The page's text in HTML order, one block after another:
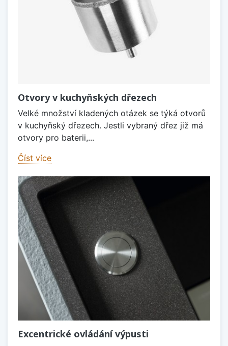
Otvory v kuchyňských dřezech
Velké množství kladených otázek se týká otvorů
v kuchyňský dřezech. Jestli vybraný dřez již má
otvory pro baterii,...
Číst více
Excentrické ovládání výpusti